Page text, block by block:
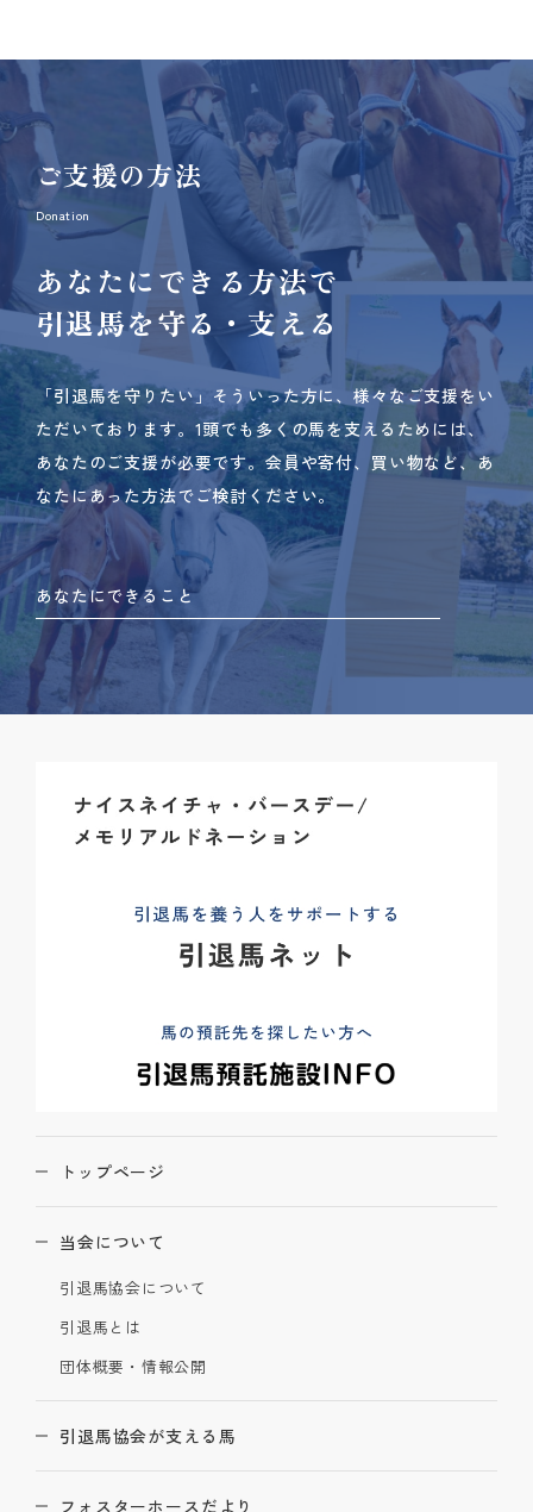
ご支援の方法
Donation
あなたにできる方法で
引退馬を守る・支える
「引退馬を守りたい」そういった方に、様々なご支援をい
ただいております。 1頭でも多くの馬を支えるためには、
あなたのご支援が必要です。 会員や寄付、買い物など、あ
なたにあった方法でご検討ください。
あなたにできること
トップページ
当会について
引退馬協会について
引退馬とは
団体概要・情報公開
引退馬協会が支える馬
フォスターホースだより